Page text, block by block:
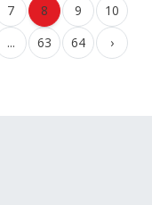
7 8 9
10
... 63 64 ›